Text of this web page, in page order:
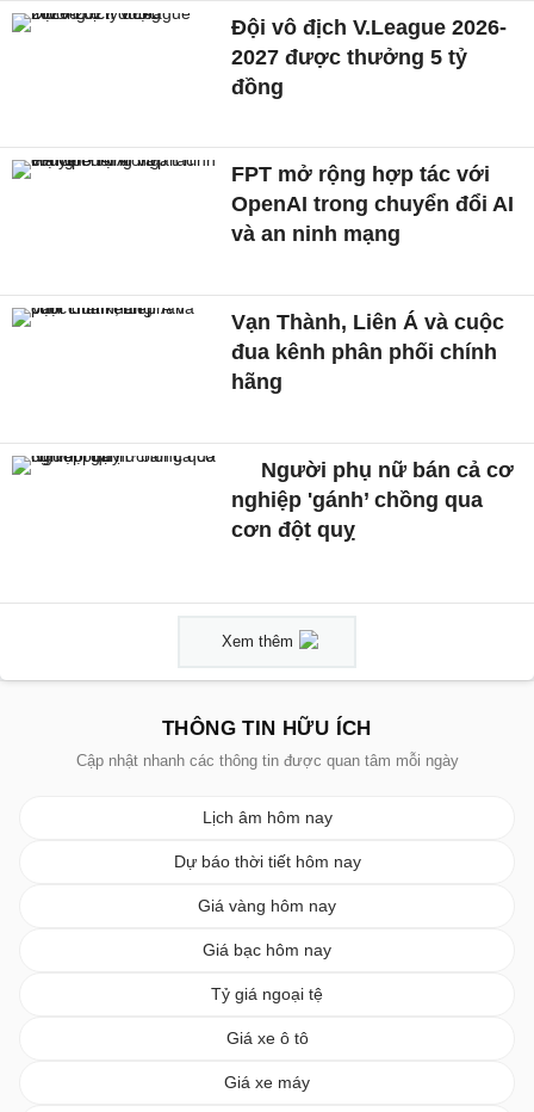
Đội vô địch V.League 2026-
2027 được thưởng 5 tỷ
đồng
FPT mở rộng hợp tác với
OpenAI trong chuyển đổi AI
và an ninh mạng
Vạn Thành, Liên Á và cuộc
đua kênh phân phối chính
hãng
Người phụ nữ bán cả cơ
nghiệp 'gánh’ chồng qua
cơn đột quỵ
Xem thêm
THÔNG TIN HỮU ÍCH
Cập nhật nhanh các thông tin được quan tâm mỗi ngày
Lịch âm hôm nay
Dự báo thời tiết hôm nay
Giá vàng hôm nay
Giá bạc hôm nay
Tỷ giá ngoại tệ
Giá xe ô tô
Giá xe máy